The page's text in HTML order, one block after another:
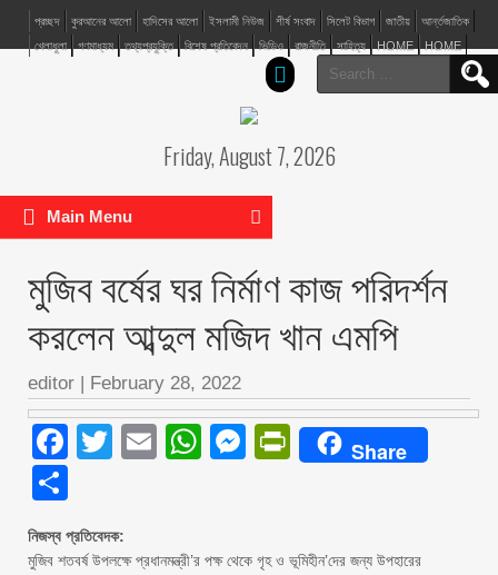
প্রচ্ছদ কুরআনের আলো হাদিসের আলো ইসলামী নিউজ শীর্ষ সংবাদ সিলেট বিভাগ জাতীয়
আর্ন্তজাতিক
খেলাধুলা
গণমাধ্যম তথ্যপ্রযুক্তি বিশেষ প্রতিবেদন ভিডিও রাজনীতি সাহিত্য HOME HOME
Search
for:
Friday, August 7, 2026
Main Menu
মুজিব বর্ষের ঘর নির্মাণ কাজ পরিদর্শন
করলেন আব্দুল মজিদ খান এমপি
editor | February 28, 2022
Facebook
Twitter
EmailWhatsApp
Messenger
PrintFriendly
Share
নিজস্ব প্রতিবেদক:
মুজিব শতবর্ষ উপলক্ষে প্রধানমন্ত্রী’র পক্ষ থেকে গৃহ ও ভূমিহীন’দের জন্য উপহারের